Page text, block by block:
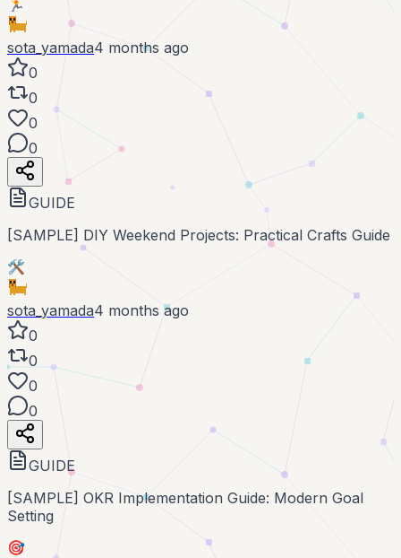
🏃
sota_yamada4 months ago
0
0
0
0
GUIDE
[SAMPLE] DIY Weekend Projects: Practical Crafts Guide
🛠️
sota_yamada4 months ago
0
0
0
0
GUIDE
[SAMPLE] OKR Implementation Guide: Modern Goal
Setting
🎯